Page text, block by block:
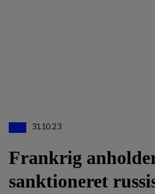
31.10.23
Frankrig
sanktioneret